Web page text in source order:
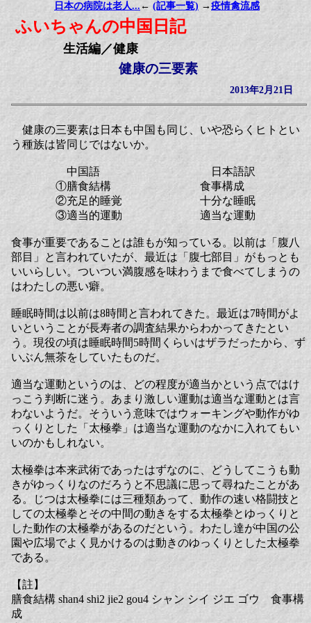
日本の病院は老人... ← (記事一覧) → 疫情禽流感
ふいちゃんの中国日記
生活編／健康
健康の三要素
2013年2月21日
健康の三要素は日本も中国も同じ、いや恐らくヒトとい
う種族は皆同じではないか。
中国語 日本語訳
①膳食結構 食事構成
②充足的睡覚 十分な睡眠
③適当的運動 適当な運動
食事が重要であることは誰もが知っている。以前は「腹八
部目」と言われていたが、最近は「腹七部目」がもっとも
いいらしい。ついつい満腹感を味わうまで食べてしまうの
はわたしの悪い癖。
睡眠時間は以前は8時間と言われてきた。最近は7時間がよ
いということが長寿者の調査結果からわかってきたとい
う。現役の頃は睡眠時間5時間くらいはザラだったから、ず
いぶん無茶をしていたものだ。
適当な運動というのは、どの程度が適当かという点ではけ
っこう判断に迷う。あまり激しい運動は適当な運動とは言
わないようだ。そういう意味ではウォーキングや動作がゆ
っくりとした「太極拳」は適当な運動のなかに入れてもい
いのかもしれない。
太極拳は本来武術であったはずなのに、どうしてこうも動
きがゆっくりなのだろうと不思議に思って尋ねたことがあ
る。じつは太極拳には三種類あって、動作の速い格闘技と
しての太極拳とその中間の動きをする太極拳とゆっくりと
した動作の太極拳があるのだという。わたし達が中国の公
園や広場でよく見かけるのは動きのゆっくりとした太極拳
である。
【註】
膳食結構 shan4 shi2 jie2 gou4 シャン シイ ジエ ゴウ 食事構
成